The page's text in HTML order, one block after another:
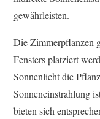
gewährleisten.
Die Zimmerpflanzen
Fensters platziert
Sonnenlicht die
Sonneneinstrahlung
bieten sich